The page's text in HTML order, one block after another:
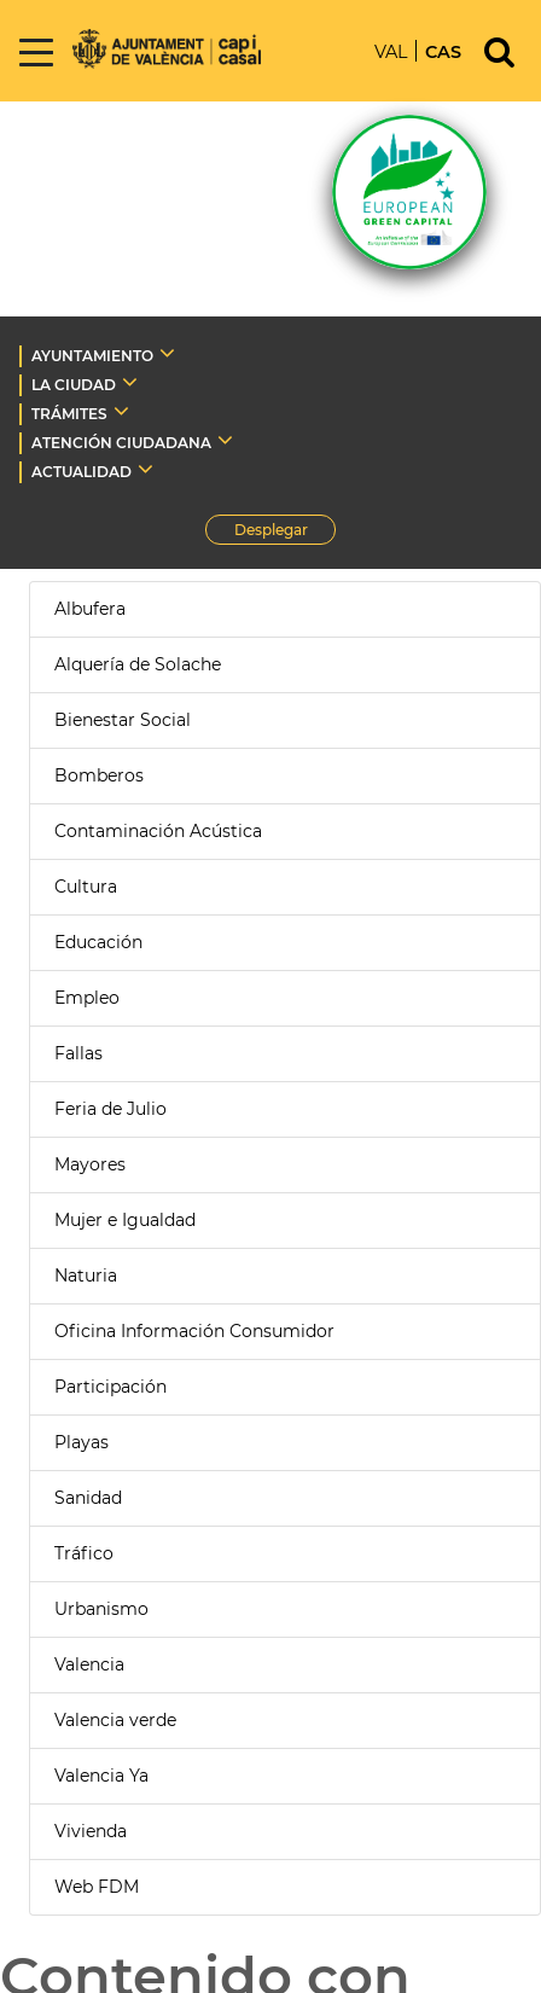
VAL CAS
AYUNTAMIENTO
LA CIUDAD
TRÁMITES
ATENCIÓN CIUDADANA
ACTUALIDAD
Desplegar
Albufera
Alquería de Solache
Bienestar Social
Bomberos
Contaminación Acústica
Cultura
Educación
Empleo
Fallas
Feria de Julio
Mayores
Mujer e Igualdad
Naturia
Oficina Información Consumidor
Participación
Playas
Sanidad
Tráfico
Urbanismo
Valencia
Valencia verde
Valencia Ya
Vivienda
Web FDM
Contenido con